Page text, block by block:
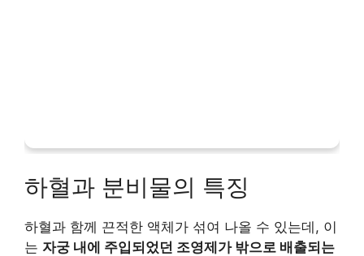
하혈과 분비물의 특징
하혈과 함께 끈적한 액체가 섞여 나올 수 있는데, 이
는 자궁 내에 주입되었던 조영제가 밖으로 배출되는